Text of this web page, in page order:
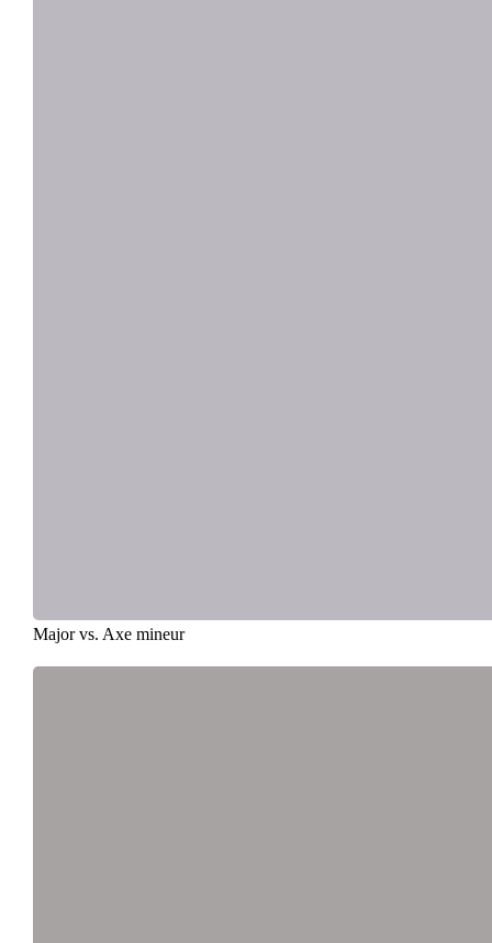
Major vs. Axe mineur